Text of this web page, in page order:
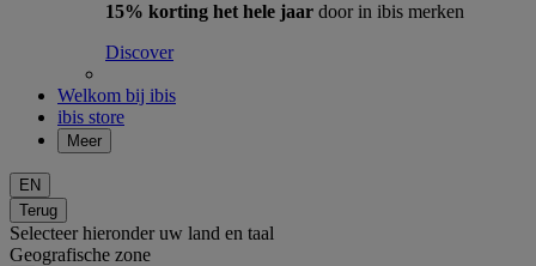
15% korting het hele jaar door in ibis merken
Discover
Welkom bij ibis
ibis store
Meer
EN
Terug
Selecteer hieronder uw land en taal
Geografische zone